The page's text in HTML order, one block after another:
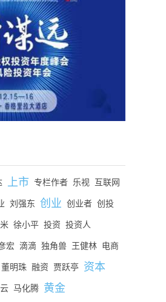
上市 专栏作者 乐视 互联网
刘强东 创业 创业者 创投
徐小平 投资 投资人
宏 滴滴 独角兽 王健林 电商
董明珠 融资 贾跃亭 资本
马化腾 黄金